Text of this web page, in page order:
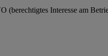
(berechtigtes Interesse am